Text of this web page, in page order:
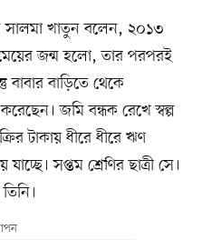
সালমা খাতুন বলেন, ২০১৩
জন্ম হলো, তার পরপরই
বাবার বাড়িতে থেকে
জমি বন্ধক রেখে স্বল্প
টাকায় ধীরে ধীরে ঋণ
সপ্তম শ্রেণির ছাত্রী সে।